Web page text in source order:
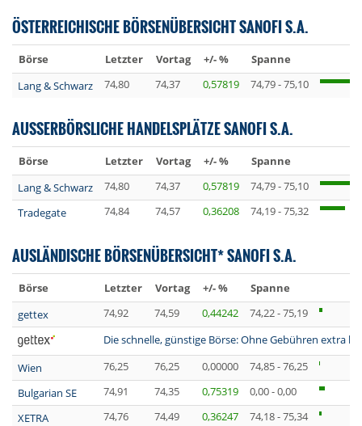
ÖSTERREICHISCHE BÖRSENÜBERSICHT SANOFI S.A.
Börse Letzter Vortag +/- %
Spanne
Lang & Schwarz
74,80 74,37 0,57819 74,79 - 75,10
AUSSERBÖRSLICHE HANDELSPLÄTZE SANOFI S.A.
Börse Letzter Vortag +/- %
Spanne
Lang & Schwarz
74,80 74,37 0,57819
74,79 - 75,10
Tradegate
74,84 74,57 0,36208 74,19 - 75,32
AUSLÄNDISCHE BÖRSENÜBERSICHT* SANOFI S.A.
Börse Letzter Vortag +/- %
Spanne
gettex
74,92 74,59 0,44242
74,22 - 75,19
Die schnelle, günstige Börse: Ohne Gebühren extra
Wien
76,25 76,25 0,00000
74,85 - 76,25
Bulgarian SE
74,91 74,35 0,75319
0,00 - 0,00
XETRA
74,76 74,49 0,36247
74,18 - 75,34